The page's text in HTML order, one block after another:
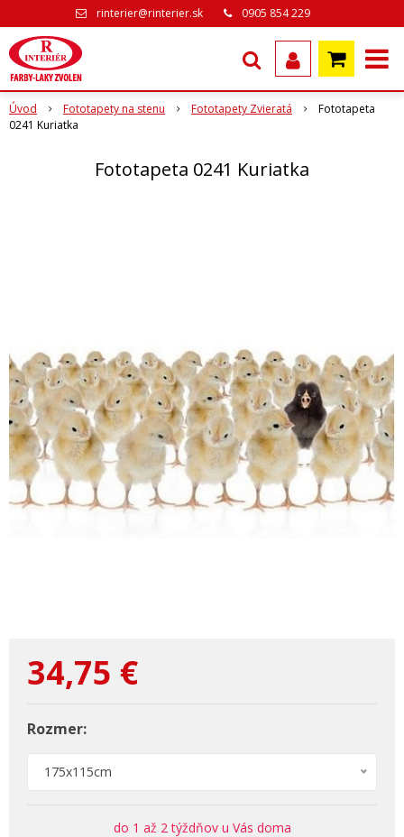
rinterier@rinterier.sk 0905 854 229
Úvod Fototapety na stenu Fototapety Zvieratá
Fototapeta
0241 Kuriatka
Fototapeta 0241 Kuriatka
34,75 €
Rozmer:
175x115cm
do 1 až 2 týždňov u Vás doma